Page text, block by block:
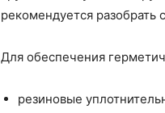
рекомендуется разобрать
Для обеспечения
резиновые